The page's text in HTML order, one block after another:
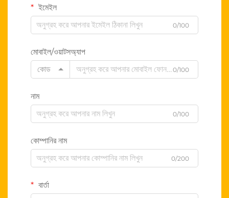
ইমেইল
0/100
মোবাইল/ওয়াটসঅ্যাপ
কোড
0/100
নাম
0/100
কোম্পানির নাম
0/200
বার্তা